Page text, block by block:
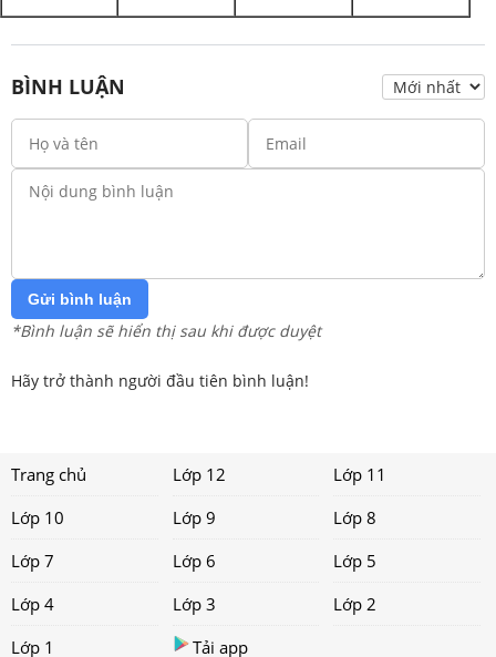
BÌNH LUẬN
Gửi bình luận
*Bình luận sẽ hiển thị sau khi được duyệt
Hãy trở thành người đầu tiên bình luận!
Trang chủ Lớp 12
Lớp 11
Lớp 10
Lớp 9
Lớp 8
Lớp 7
Lớp 6
Lớp 5
Lớp 4
Lớp 3
Lớp 2
Lớp 1
Tải app